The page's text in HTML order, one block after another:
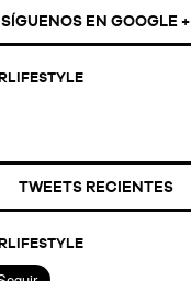
SÍGUENOS EN GOOGLE +
TWEETS RECIENTES